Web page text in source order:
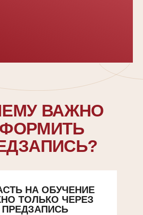
ВАЖНО
НА ОБУЧЕНИЕ
ТОЛЬКО ЧЕРЕЗ
ПРЕДЗАПИСЬ